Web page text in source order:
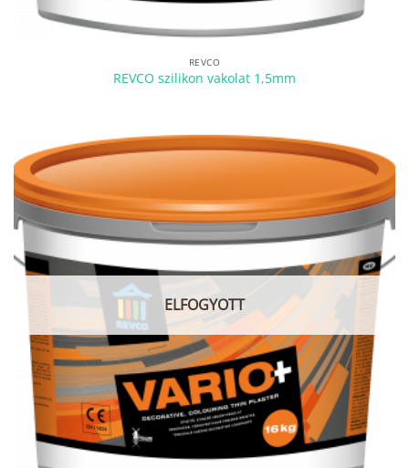
REVCO
REVCO szilikon vakolat 1,5mm
ELFOGYOTT